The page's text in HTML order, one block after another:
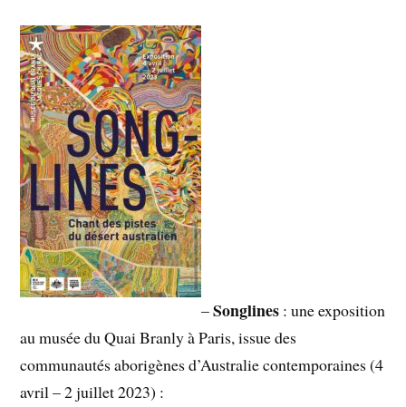
–Songlines : une exposition
au musée du Quai Branly à Paris, issue des
communautés aborigènes d’Australie contemporaines (4
avril – 2 juillet 2023) :